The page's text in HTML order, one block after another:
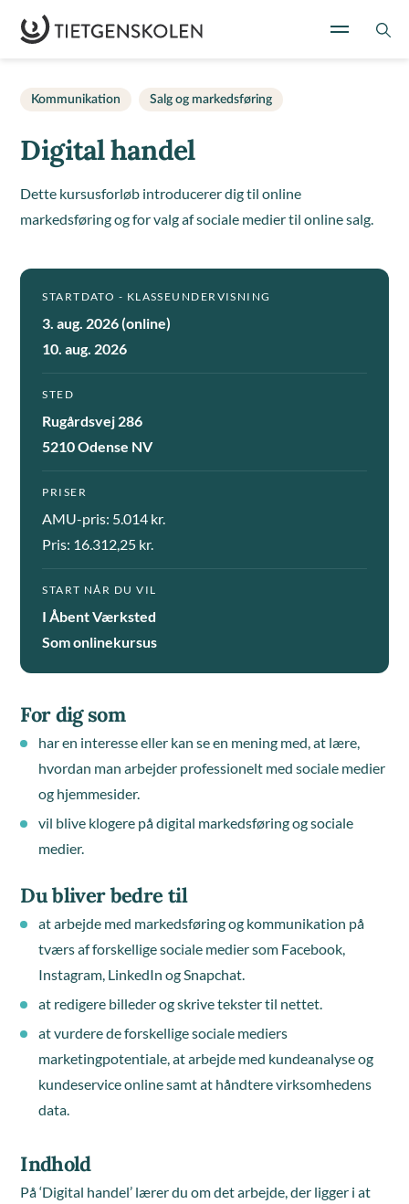
Kommunikation Salg og markedsføring
Digital handel
Dette kursusforløb introducerer dig til online
markedsføring og for valg af sociale medier til online salg.
STARTDATO - KLASSEUNDERVISNING
3. aug. 2026 (online)
10. aug. 2026
STED
Rugårdsvej 286
5210 Odense NV
PRISER
AMU-pris: 5.014 kr.
Pris: 16.312,25 kr.
START NÅR DU VIL
I Åbent Værksted
Som onlinekursus
For dig som
har en interesse eller kan se en mening med, at lære,
hvordan man arbejder professionelt med sociale medier
og hjemmesider.
vil blive klogere på digital markedsføring og sociale
medier.
Du bliver bedre til
at arbejde med markedsføring og kommunikation på
tværs af forskellige sociale medier som Facebook,
Instagram, LinkedIn og Snapchat.
at redigere billeder og skrive tekster til nettet.
at vurdere de forskellige sociale mediers
marketingpotentiale, at arbejde med kundeanalyse og
kundeservice online samt at håndtere virksomhedens
data.
Indhold
På ‘Digital handel’ lærer du om det arbejde, der ligger i at